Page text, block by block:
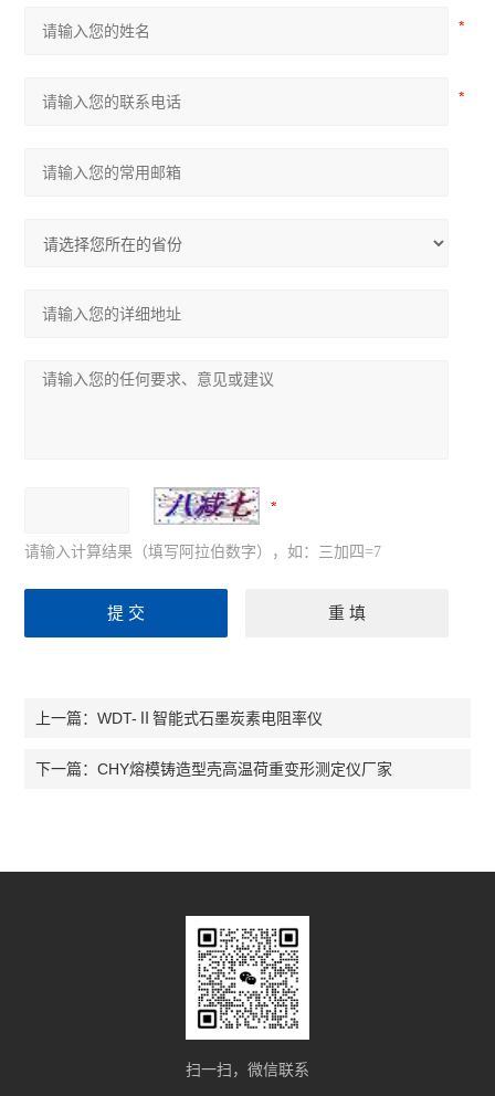
请输入计算结果（填写阿拉伯数字），如：三加四=7
上一篇：WDT-Ⅱ智能式石墨炭素电阻率仪
下一篇：CHY熔模铸造型壳高温荷重变形测定仪厂家
扫一扫，微信联系